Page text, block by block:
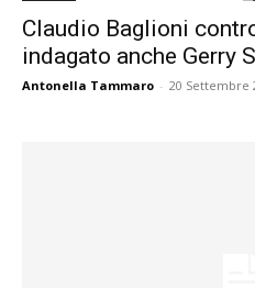
Claudio Baglioni
indagato anche Gerry
Antonella Tammaro - 20 Settembre